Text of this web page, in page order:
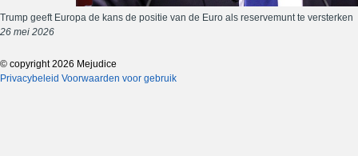
Trump geeft Europa de kans de positie van de Euro als reservemunt te versterken
26 mei 2026
© copyright 2026 Mejudice
Privacybeleid Voorwaarden voor gebruik